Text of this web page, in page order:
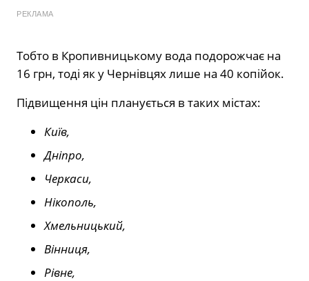
РЕКЛАМА
Тобто в Кропивницькому вода подорожчає на
16 грн, тоді як у Чернівцях лише на 40 копійок.
Підвищення цін планується в таких містах:
Київ,
Дніпро,
Черкаси,
Нікополь,
Хмельницький,
Вінниця,
Рівне,